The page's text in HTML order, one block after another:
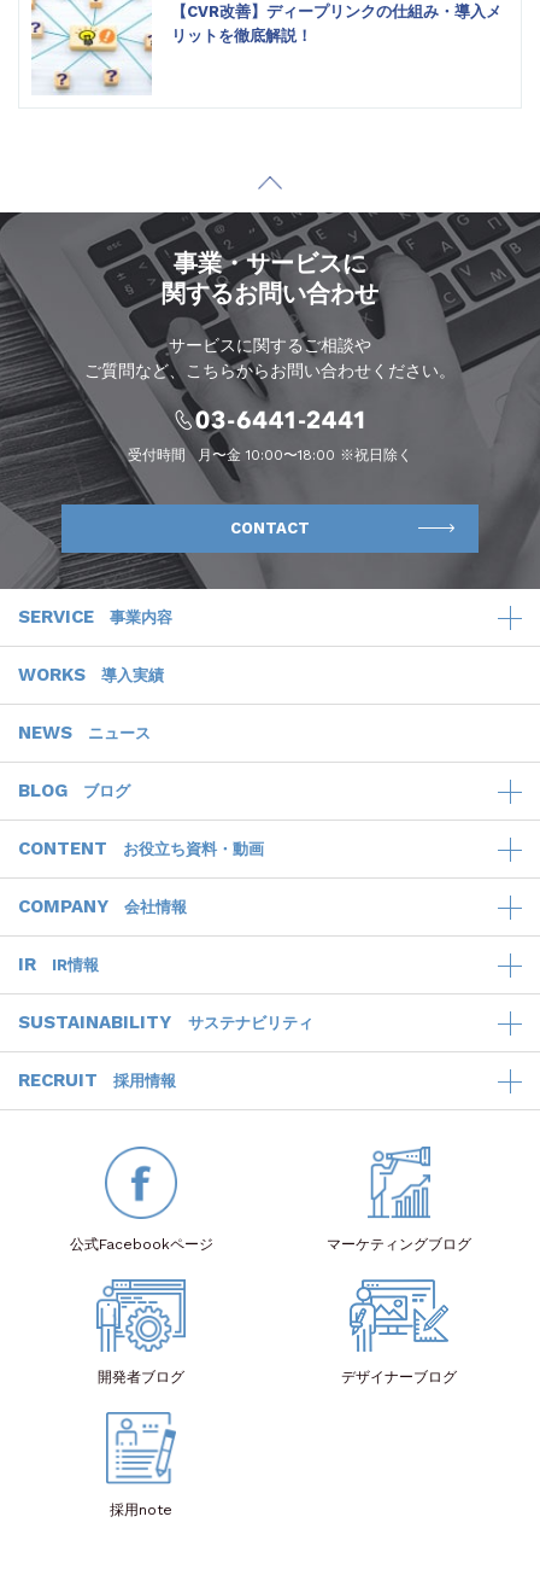
【CVR改善】ディープリンクの仕組み・導入メ
リットを徹底解説！
事業・サービスに
関するお問い合わせ
サービスに関するご相談や
ご質問など、こちらからお問い合わせください。
受付時間 月〜金 10:00〜18:00 ※祝日除く
CONTACT
SERVICE 事業内容
WORKS 導入実績
NEWS ニュース
BLOG ブログ
CONTENT お役立ち資料・動画
COMPANY 会社情報
IR IR情報
SUSTAINABILITY サステナビリティ
RECRUIT 採用情報
公式Facebookページ マーケティングブログ
開発者ブログ デザイナーブログ
採用note